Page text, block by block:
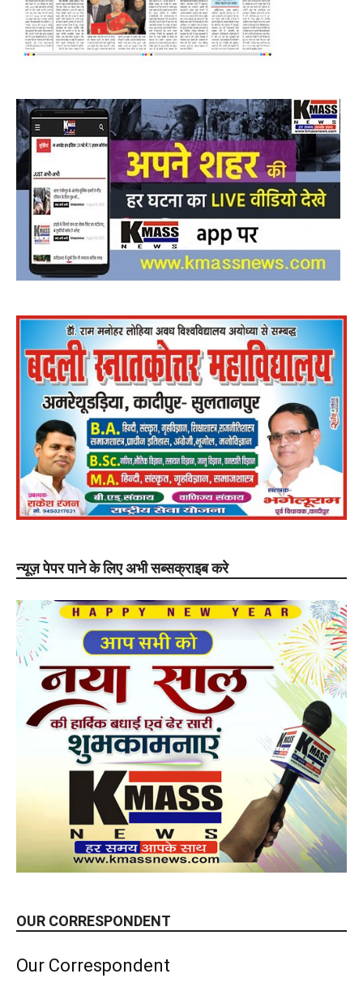
न्यूज़ पेपर पाने के लिए अभी सब्सक्राइब करे
OUR CORRESPONDENT
Our Correspondent